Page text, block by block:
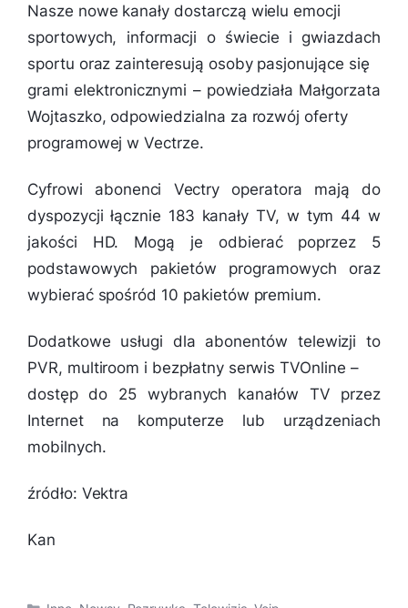
Nasze nowe kanały dostarczą wielu emocji
sportowych, informacji o świecie i gwiazdach
sportu oraz zainteresują osoby pasjonujące się
grami elektronicznymi – powiedziała Małgorzata
Wojtaszko, odpowiedzialna za rozwój oferty
programowej w Vectrze.
Cyfrowi abonenci Vectry operatora mają do
dyspozycji łącznie 183 kanały TV, w tym 44 w
jakości HD. Mogą je odbierać poprzez 5
podstawowych pakietów programowych oraz
wybierać spośród 10 pakietów premium.
Dodatkowe usługi dla abonentów telewizji to
PVR, multiroom i bezpłatny serwis TVOnline –
dostęp do 25 wybranych kanałów TV przez
Internet na komputerze lub urządzeniach
mobilnych.
źródło: Vektra
Kan